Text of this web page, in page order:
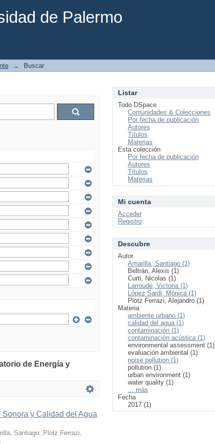
de Palermo
→ Buscar
de Energía y
y Calidad del Agua
Santiago; Plotz Ferrazi,
Listar
Todo DSpace
Comunidades & Colecciones
Por fecha de publicación
Autores
Títulos
Materias
Esta colección
Por fecha de publicación
Autores
Títulos
Materias
Mi cuenta
Acceder
Registro
Descubre
Autor
Amarilla, Santiago (1)
Beltrán, Alexis (1)
Curti, Nicolas (1)
Larroudé, Victoria (1)
López Sardi, Mónica (1)
Plotz Ferrazi, Alejandro (1)
Materia
ambiente urbano (1)
calidad del agua (1)
contaminación (1)
contaminación acústica (1)
environmental assessment (1)
evaluación ambiental (1)
noise pollution (1)
pollution (1)
urban environment (1)
water quality (1)
... más
Fecha
2017 (1)